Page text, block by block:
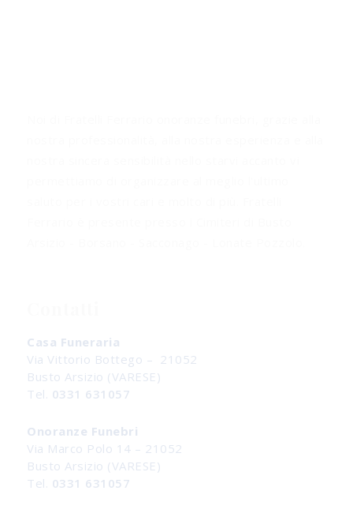
Casa Funeraria
Via Vittorio Bottego – 21052
Busto Arsizio (VARESE)
Tel. 0331 631057
Onoranze Funebri
Via Marco Polo 14 – 21052
Busto Arsizio (VARESE)
Tel. 0331 631057